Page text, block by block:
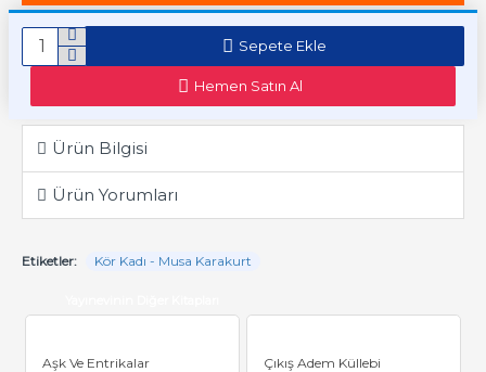
Sepete Ekle
Hemen Satın Al
Ürün Bilgisi
Ürün Yorumları
Etiketler: Kör Kadı - Musa Karakurt
Aşk Ve Entrikalar Çıkış Adem Küllebi